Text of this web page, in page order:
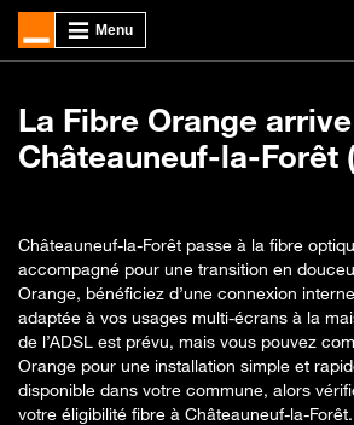
La Fibre Orange
Châteauneuf-la-Forêt
Châteauneuf-la-Forêt passe à la fibre
accompagné pour une transition en
Orange, bénéficiez d’une connexion
adaptée à vos usages multi-écrans à la
de l’ADSL est prévu, mais vous pouvez
Orange pour une installation simple et
disponible dans votre commune, alors
votre éligibilité fibre à Châteauneuf-la-Forêt.